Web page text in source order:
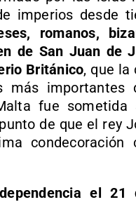
imperios desde
romanos,
de San Juan de
Británico, que la
más importantes
fue
de que el rey
el